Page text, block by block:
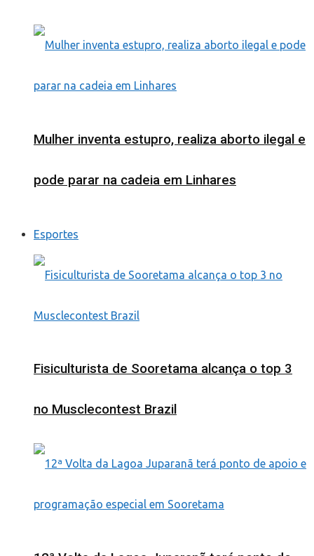
Mulher inventa estupro, realiza aborto ilegal e
pode parar na cadeia em Linhares
Esportes
Fisiculturista de Sooretama alcança o top 3
no Musclecontest Brazil